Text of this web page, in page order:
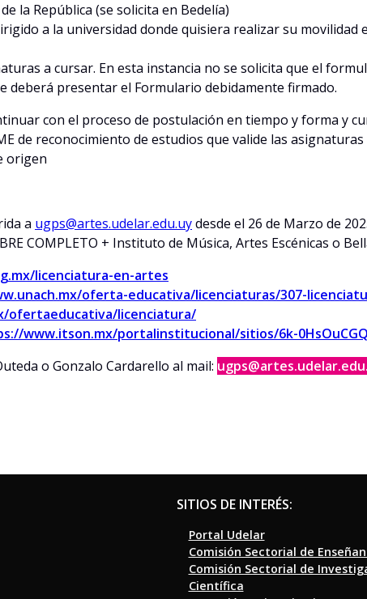
la República (se solicita en Bedelía)
a la universidad donde quisiera realizar su
a cursar. En esta instancia no se solicita que el
deberá presentar el Formulario debidamente firmado.
con el proceso de postulación en tiempo y forma y
de reconocimiento de estudios que valide las
origen
a ugps@artes.udelar.edu.uydesde el 26 de Marzo de
COMPLETO + Instituto de Música, Artes Escénicas o
licenciatura-en-artes
oferta-educativa/licenciaturas/307-
ofertaeducativa/licenciatura/
www.itson.mx/portalinstitucional/sitios/6k-
o Gonzalo Cardarello al mail:
SITIOS DE INTERÉS:
Portal Udelar
Comisión Sectorial de
Comisión Sectorial de
Científica